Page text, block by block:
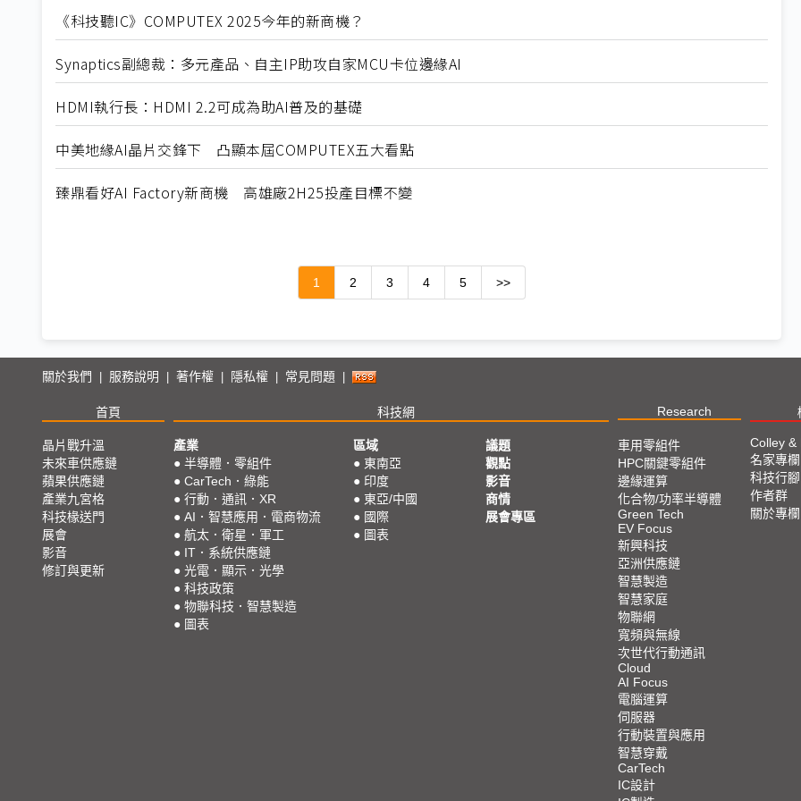
《科技聽IC》COMPUTEX 2025今年的新商機？
Synaptics副總裁：多元產品、自主IP助攻自家MCU卡位邊緣AI
HDMI執行長：HDMI 2.2可成為助AI普及的基礎
中美地緣AI晶片交鋒下 凸顯本屆COMPUTEX五大看點
臻鼎看好AI Factory新商機 高雄廠2H25投產目標不變
1 2 3 4 5 >>
關於我們 服務說明 著作權 隱私權 常見問題
首頁 科技網 Research
晶片戰升溫
未來車供應鏈
蘋果供應鏈
產業九宮格
科技椽送門
展會
影音
修訂與更新
產業
● 半導體．零組件
● CarTech．綠能
● 行動．通訊．XR
● AI．智慧應用．電商物流
● 航太．衛星．軍工
● IT．系統供應鏈
● 光電．顯示．光學
● 科技政策
● 物聯科技．智慧製造
● 圖表
區域
● 東南亞
● 印度
● 東亞/中國
● 國際
● 圖表
議題
觀點
影音
商情
展會專區
車用零組件
HPC關鍵零組件
邊緣運算
化合物/功率半導體
Green Tech
EV Focus
新興科技
亞洲供應鏈
智慧製造
智慧家庭
物聯網
寬頻與無線
次世代行動通訊
Cloud
AI Focus
電腦運算
伺服器
行動裝置與應用
智慧穿戴
CarTech
IC設計
Colley &
名家專欄
科技行腳
作者群
關於專欄